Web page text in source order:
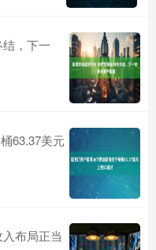
，下一
63.37美元
布局正当